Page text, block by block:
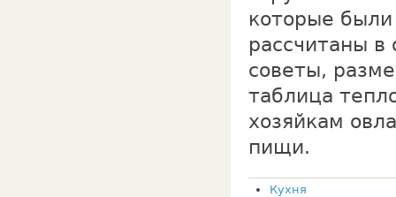
которые
рассчитаны
советы,
таблица
хозяйкам
пищи.
Кухня